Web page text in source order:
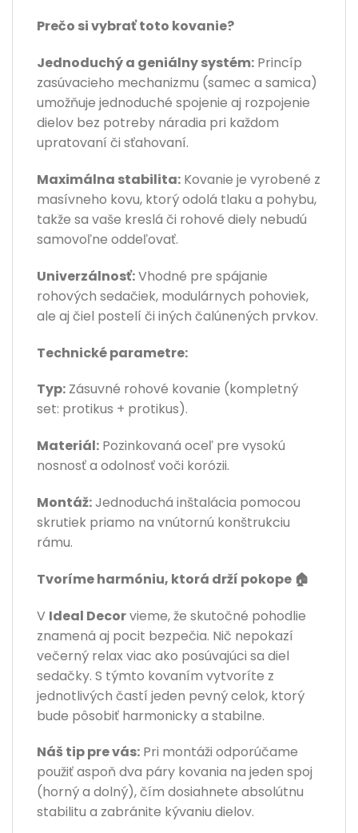
Prečo si vybrať toto kovanie?
Jednoduchý a geniálny systém: Princíp
zasúvacieho mechanizmu (samec a samica)
umožňuje jednoduché spojenie aj rozpojenie
dielov bez potreby náradia pri každom
upratovaní či sťahovaní.
Maximálna stabilita: Kovanie je vyrobené z
masívneho kovu, ktorý odolá tlaku a pohybu,
takže sa vaše kreslá či rohové diely nebudú
samovoľne oddeľovať.
Univerzálnosť:Vhodné pre spájanie
rohových sedačiek, modulárnych pohoviek,
ale aj čiel postelí či iných čalúnených prvkov.
Technické parametre:
Typ: Zásuvné rohové kovanie (kompletný
set: protikus + protikus).
Materiál: Pozinkovaná oceľ pre vysokú
nosnosť a odolnosť voči korózii.
Montáž:Jednoduchá inštalácia pomocou
skrutiek priamo na vnútornú konštrukciu
rámu.
Tvoríme harmóniu, ktorá drží pokope 🏠
V Ideal Decorvieme, že skutočné pohodlie
znamená aj pocit bezpečia. Nič nepokazí
večerný relax viac ako posúvajúci sa diel
sedačky. S týmto kovaním vytvoríte z
jednotlivých častí jeden pevný celok, ktorý
bude pôsobiť harmonicky a stabilne.
Náš tip pre vás: Pri montáži odporúčame
použiť aspoň dva páry kovania na jeden spoj
(horný a dolný), čím dosiahnete absolútnu
stabilitu a zabránite kývaniu dielov.